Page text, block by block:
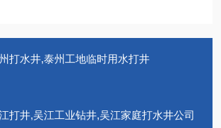
打水井,泰州工地临时用水打井
打井,吴江工业钻井,吴江家庭打水井公司